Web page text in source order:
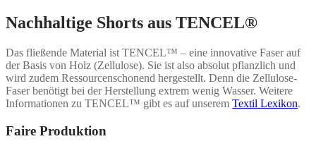
Nachhaltige Shorts aus TENCEL®
Das fließende Material ist TENCEL™ – eine innovative Faser auf
der Basis von Holz (Zellulose). Sie ist also absolut pflanzlich und
wird zudem Ressourcenschonend hergestellt. Denn die Zellulose-
Faser benötigt bei der Herstellung extrem wenig Wasser. Weitere
Informationen zu TENCEL™ gibt es auf unserem Textil Lexikon.
Faire Produktion